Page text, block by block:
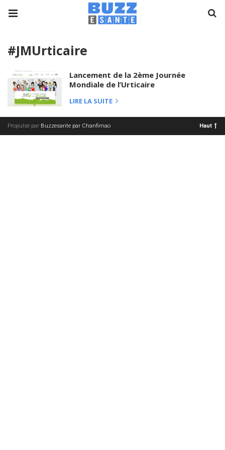
#JMUrticaire
Lancement de la 2ème Journée
Mondiale de l’Urticaire
LIRE LA SUITE
Propulsé par Buzzesante par Chanfimao Haut